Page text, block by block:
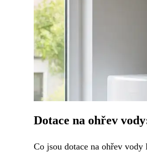
Dotace na ohřev
Co jsou dotace na ohřev